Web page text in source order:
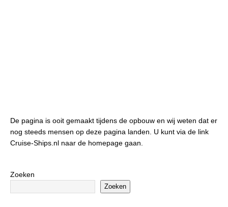
De pagina is ooit gemaakt tijdens de opbouw en wij weten dat er
nog steeds mensen op deze pagina landen. U kunt via de link
Cruise-Ships.nl naar de homepage gaan.
Zoeken
Zoeken